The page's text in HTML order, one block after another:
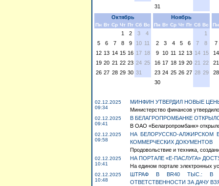
31
Октябрь
Пн Вт Ср Чт Пт Сб Вс
1 2 3
4
5
6 7 8 9 10 11
12 13 14 15 16 17 18
19 20 21 22 23 24 25
26 27 28 29 30 31
Ноябрь
Пн Вт Ср Чт Пт Сб Вс
1
2
3 4 5 6 7
8
9
10 11 12 13 14 15
16 17 18 19 20 21 22
23 24 25 26 27 28 29
30
Пн
7
14
21
28
02.12.2025
09:34
МИНФИН УТВЕРДИЛ НОВЫЕ
Министерство финансов
02.12.2025
09:41
В БЕЛАГРОПРОМБАНКЕ
В ОАО «Белагропромбанк»
02.12.2025
09:58
НА БЕЛОРУССКО-АЛЖИРСКОМ
КОММЕРЧЕСКИХ ДОКУМЕНТОВ
Продовольствие и техника,
02.12.2025
10:41
НА ПОРТАЛЕ «Е-ПАСЛУГА»
На едином портале электронных
02.12.2025
10:48
ШТРАФ В BR40 ТЫС.: В
ОТВЕТСТВЕННОСТИ ЗА ДАЧУ